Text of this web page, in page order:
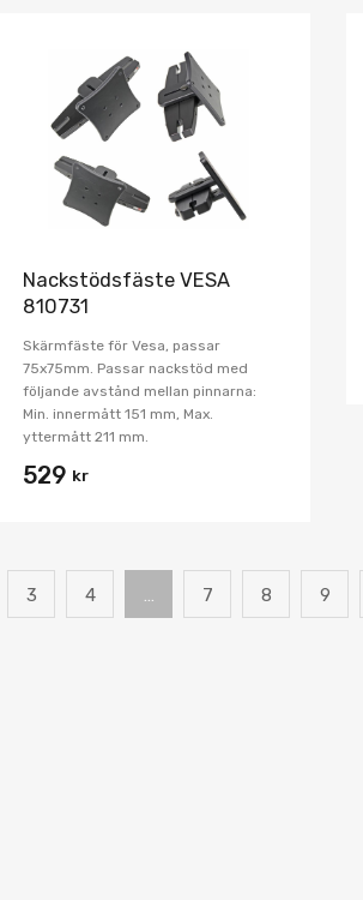
Nackstödsfäste VESA
810731
Skärmfäste för Vesa, passar
75x75mm. Passar nackstöd med
följande avstånd mellan pinnarna:
Min. innermått 151 mm, Max.
yttermått 211 mm.
529 kr
3 4 … 7 8 9